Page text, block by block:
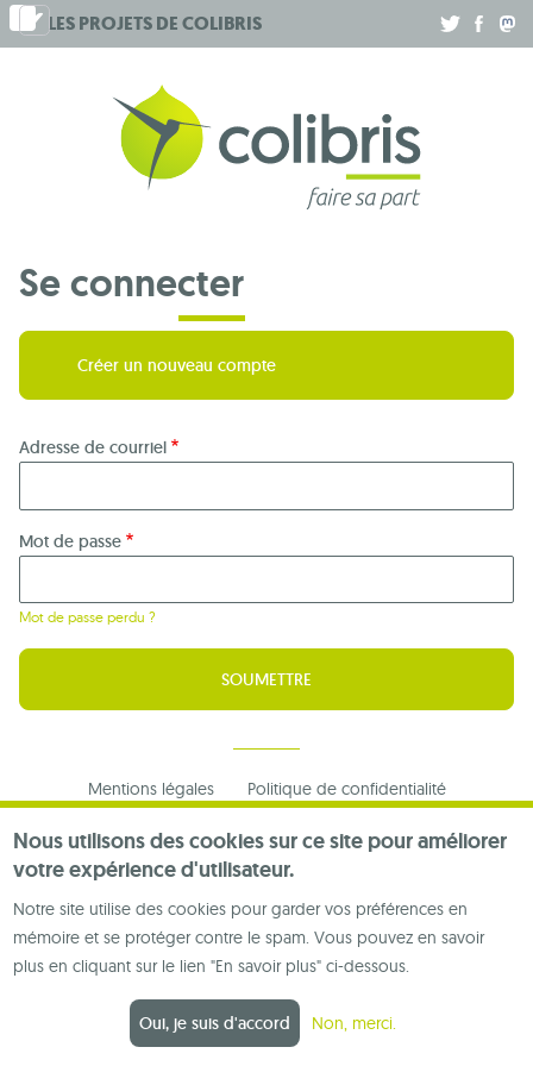
Nous utilisons des cookies sur ce site pour améliorer
votre expérience d'utilisateur.
Notre site utilise des cookies pour garder vos préférences en
mémoire et se protéger contre le spam. Vous pouvez en savoir
plus en cliquant sur le lien "En savoir plus" ci-dessous.
Oui, je suis d'accord Non, merci.
Aller
au
LES PROJETS DECOLIBRIS
Se connecter
Créer un nouveau compte
Adresse de courriel
Mot de passe
Mot de passe perdu ?
Footer
menu
Mentions légales Politique de confidentialité
Nous contacter